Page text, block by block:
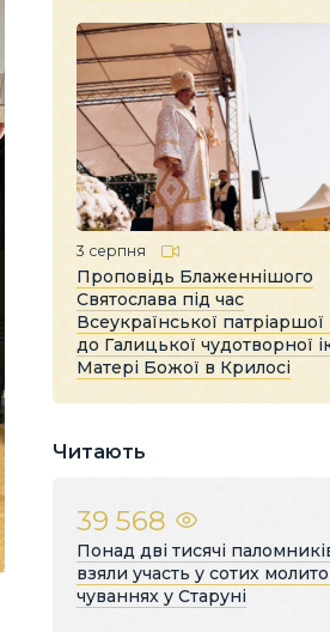
3 серпня
Проповідь Блаженнішого
Святослава під час
Всеукраїнської
до Галицької чудотворної
Матері Божої в Крилосі
Читають
39 568
Понад дві тисячі
взяли участь у сотих
чуваннях у Старуні